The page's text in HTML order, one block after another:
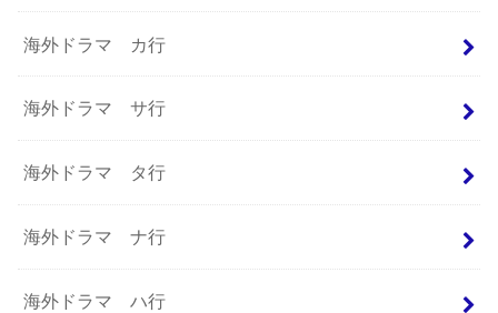
海外ドラマ カ行
海外ドラマ サ行
海外ドラマ タ行
海外ドラマ ナ行
海外ドラマ ハ行